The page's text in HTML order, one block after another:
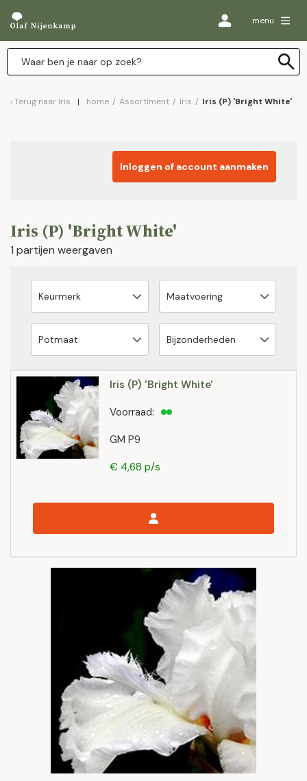
menu
Terug naar Iris home / Assortiment / Iris / Iris (P) 'Bright White'
Inloggen of account aanmaken
Iris (P) 'Bright White'
1 partijen weergaven
Iris (P) 'Bright White'
GM P9
Voorraad:
€ 4,68 p/s